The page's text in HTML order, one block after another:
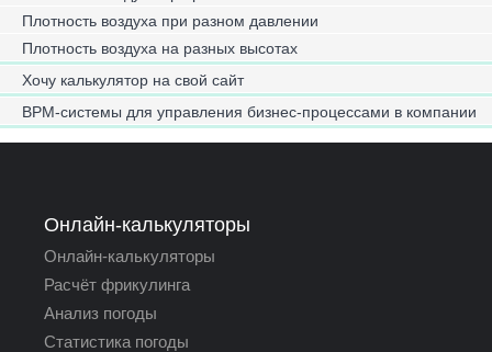
Плотность воздуха при разном давлении
Плотность воздуха на разных высотах
Хочу калькулятор на свой сайт
BPM-системы для управления бизнес-процессами в компании
Онлайн-калькуляторы
Онлайн-калькуляторы
Расчёт фрикулинга
Анализ погоды
Статистика погоды